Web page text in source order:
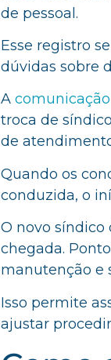
de pessoal.
Esse registro
dúvidas sobre
A
troca de
de
Quando os
conduzida, o
O novo síndico
chegada.
manutenção e
Isso permite
ajustar